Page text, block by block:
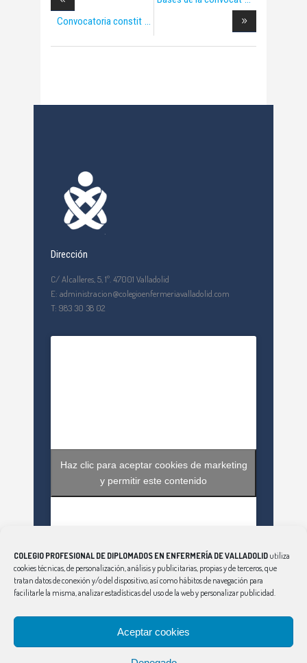
COLEGIO PROFESIONAL DE DIPLOMADOS EN ENFERMERÍA DE VALLADOLID utiliza
cookies técnicas, de personalización, análisis y publicitarias, propias y de terceros, que
tratan datos de conexión y/o del dispositivo, así como hábitos de navegación para
facilitarle la misma, analizar estadísticas del uso de la web y personalizar publicidad.
Aceptar cookies
Convocatoria constit
Dirección
C/ Alcalleres, 5, 1º. 47001 Valladolid
E: administracion@colegioenfermeriavalladolid.com
T: 983 30 38 02
Haz clic para aceptar cookies de marketing
y permitir este contenido
Tweets by EnfValladolid
Haz clic para aceptar cookies de marketing
y permitir este contenido